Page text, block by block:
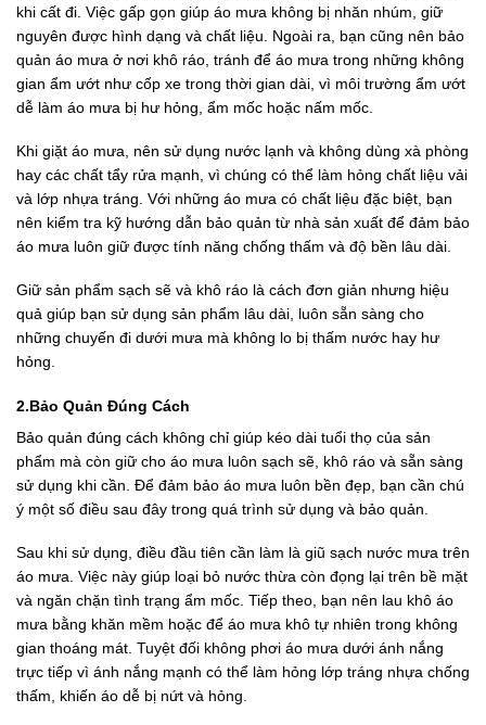
khi cất đi. Việc gấp gọn giúp áo mưa không bị nhăn nhúm, giữ
nguyên được hình dạng và chất liệu. Ngoài ra, bạn cũng nên bảo
quản áo mưa ở nơi khô ráo, tránh để áo mưa trong những không
gian ẩm ướt như cốp xe trong thời gian dài, vì môi trường ẩm ướt
dễ làm áo mưa bị hư hỏng, ẩm mốc hoặc nấm mốc.
Khi giặt áo mưa, nên sử dụng nước lạnh và không dùng xà phòng
hay các chất tẩy rửa mạnh, vì chúng có thể làm hỏng chất liệu vải
và lớp nhựa tráng. Với những áo mưa có chất liệu đặc biệt, bạn
nên kiểm tra kỹ hướng dẫn bảo quản từ nhà sản xuất để đảm bảo
áo mưa luôn giữ được tính năng chống thấm và độ bền lâu dài.
Giữ sản phẩm sạch sẽ và khô ráo là cách đơn giản nhưng hiệu
quả giúp bạn sử dụng sản phẩm lâu dài, luôn sẵn sàng cho
những chuyến đi dưới mưa mà không lo bị thấm nước hay hư
hỏng.
2.Bảo Quản Đúng Cách
Bảo quản đúng cách không chỉ giúp kéo dài tuổi thọ của sản
phẩm mà còn giữ cho áo mưa luôn sạch sẽ, khô ráo và sẵn sàng
sử dụng khi cần. Để đảm bảo áo mưa luôn bền đẹp, bạn cần chú
ý một số điều sau đây trong quá trình sử dụng và bảo quản.
Sau khi sử dụng, điều đầu tiên cần làm là giũ sạch nước mưa trên
áo mưa. Việc này giúp loại bỏ nước thừa còn đọng lại trên bề mặt
và ngăn chặn tình trạng ẩm mốc. Tiếp theo, bạn nên lau khô áo
mưa bằng khăn mềm hoặc để áo mưa khô tự nhiên trong không
gian thoáng mát. Tuyệt đối không phơi áo mưa dưới ánh nắng
trực tiếp vì ánh nắng mạnh có thể làm hỏng lớp tráng nhựa chống
thấm, khiến áo dễ bị nứt và hỏng.